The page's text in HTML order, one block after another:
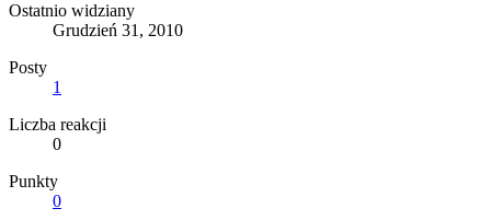
Ostatnio widziany
Grudzień 31, 2010
Posty
1
Liczba reakcji
0
Punkty
0